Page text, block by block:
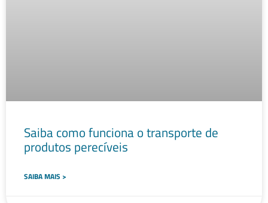
Saiba como funciona o transporte de
produtos perecíveis
SAIBA MAIS >